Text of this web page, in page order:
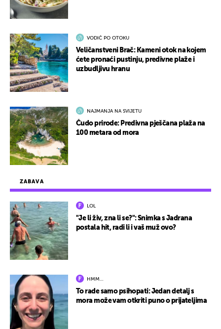
ZABAVA
LOL
"Je li živ, zna li se?": Snimka s Jadrana
postala hit, radi li i vaš muž ovo?
HMM…
To rade samo psihopati: Jedan detalj s
mora može vam otkriti puno o prijateljima
VODIČ PO OTOKU
Veličanstveni Brač: Kameni otok na kojem
ćete pronaći pustinju, predivne plaže i
uzbudljivu hranu
NAJMANJA NA SVIJETU
Čudo prirode: Predivna pješčana plaža na
100 metara od mora